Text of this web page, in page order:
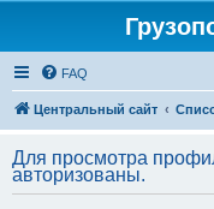
FAQ
Центральный сайт
Для просмотра
авторизованы.